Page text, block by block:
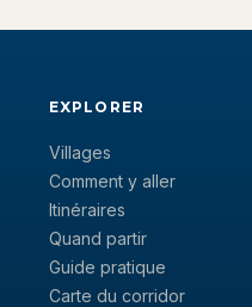
EXPLORER
Villages
Comment y aller
Itinéraires
Quand partir
Guide pratique
Carte du corridor